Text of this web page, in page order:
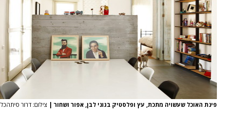
פינת האוכל שעשויה מתכת, עץ ופלסטיק בגוני לבן, אפור ושחור | צילום: דרור סיתהכל